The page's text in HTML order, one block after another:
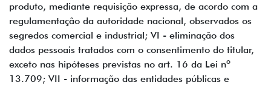
produto, mediante requisição expressa, de acordo com a
regulamentação da autoridade nacional, observados os
segredos comercial e industrial; VI - eliminação dos
dados pessoais tratados com o consentimento do titular,
exceto nas hipóteses previstas no art. 16 da Lei nº
13.709; VII - informação das entidades públicas e